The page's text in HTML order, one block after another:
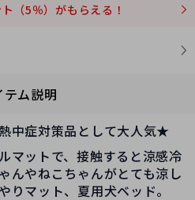
（5％）がもらえる！
テム説明
中症対策品として大人気★
マットで、接触すると涼感冷
んやねこちゃんがとても涼し
りマット、夏用犬ベッド。